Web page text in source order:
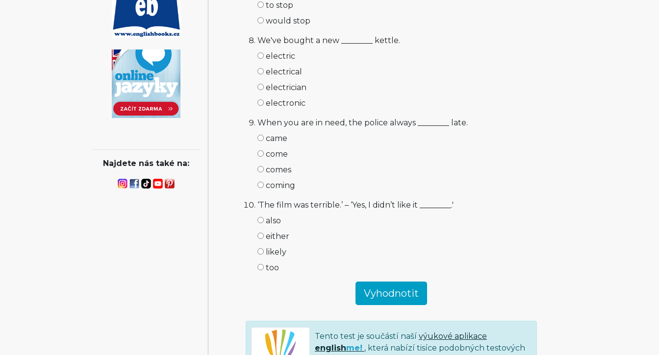
Najdete nás také na:
to stop
would stop
We've bought a new ________ kettle.
electric
electrical
electrician
electronic
When you are in need, the police always ________ late.
came
come
comes
coming
‘The film was terrible.’ – ‘Yes, I didn’t like it ________.'
also
either
likely
too
Tento test je součástí naší výukové aplikace
englishme! , která nabízí tisíce podobných testových